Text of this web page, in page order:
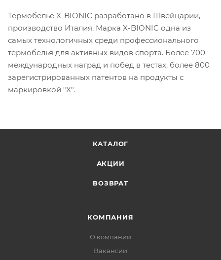
Термобелье X-BIONIC разработано в Швейцарии,
производство Италия. Марка X-BIONIC одна из
самых технологичных среди профессионального
термобелья для активных видов спорта. Более 700
международных наград и побед в тестах, более 800
зарегистрированных патентов на продукты с
маркировкой "X".
КАТАЛОГ
АКЦИИ
ВОЗВРАТ
КОМПАНИЯ
О компании
Вакансии